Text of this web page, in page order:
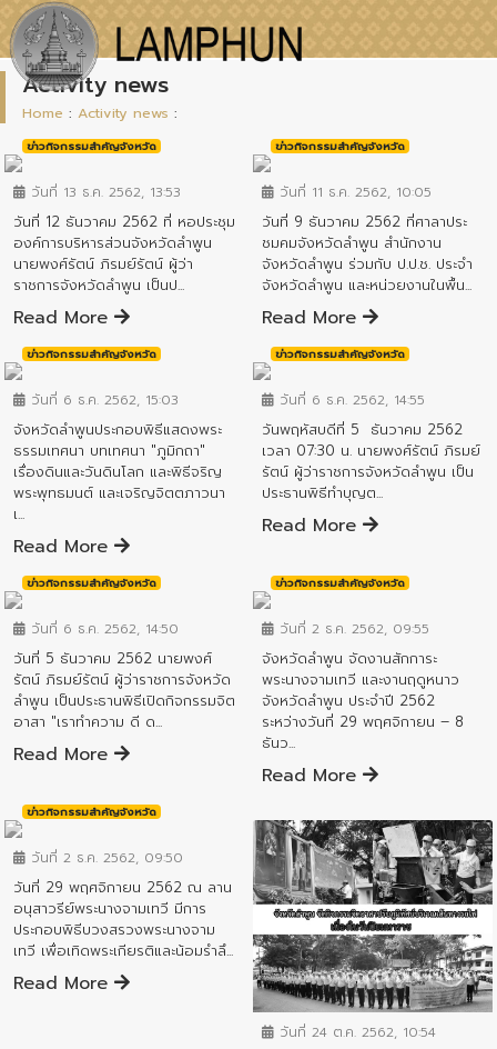
Activity news
Home : Activity news :
ข่าวกิจกรรมสำคัญจังหวัด
วันที่ 13 ธ.ค. 2562, 13:53
วันที่ 12 ธันวาคม 2562 ที่ หอประชุม
องค์การบริหารส่วนจังหวัดลำพูน
นายพงศ์รัตน์ ภิรมย์รัตน์ ผู้ว่า
ราชการจังหวัดลำพูน เป็นป...
Read More
ข่าวกิจกรรมสำคัญจังหวัด
วันที่ 11 ธ.ค. 2562, 10:05
วันที่ 9 ธันวาคม 2562 ที่ศาลาประ
ชมคมจังหวัดลำพูน สำนักงาน
จังหวัดลำพูน ร่วมกับ ป.ป.ช. ประจำ
จังหวัดลำพูน และหน่วยงานในพื้น...
Read More
ข่าวกิจกรรมสำคัญจังหวัด
วันที่ 6 ธ.ค. 2562, 15:03
จังหวัดลำพูนประกอบพิธีแสดงพระ
ธรรมเทศนา บทเทศนา "ภูมิกถา"
เรื่องดินและวันดินโลก และพิธีจริญ
พระพุทธมนต์ และเจริญจิตตภาวนา
เ...
Read More
ข่าวกิจกรรมสำคัญจังหวัด
วันที่ 6 ธ.ค. 2562, 14:55
วันพฤหัสบดีที่ 5 ธันวาคม 2562
เวลา 07:30 น. นายพงศ์รัตน์ ภิรมย์
รัตน์ ผู้ว่าราชการจังหวัดลำพูน เป็น
ประธานพิธีทำบุญต...
Read More
ข่าวกิจกรรมสำคัญจังหวัด
วันที่ 6 ธ.ค. 2562, 14:50
วันที่ 5 ธันวาคม 2562 นายพงศ์
รัตน์ ภิรมย์รัตน์ ผู้ว่าราชการจังหวัด
ลำพูน เป็นประธานพิธีเปิดกิจกรรมจิต
อาสา "เราทำความ ดี ด...
Read More
ข่าวกิจกรรมสำคัญจังหวัด
วันที่ 2 ธ.ค. 2562, 09:55
จังหวัดลำพูน จัดงานสักการะ
พระนางจามเทวี และงานฤดูหนาว
จังหวัดลำพูน ประจำปี 2562
ระหว่างวันที่ 29 พฤศจิกายน – 8
ธันว...
Read More
ข่าวกิจกรรมสำคัญจังหวัด
วันที่ 2 ธ.ค. 2562, 09:50
วันที่ 29 พฤศจิกายน 2562 ณ ลาน
อนุสาวรีย์พระนางจามเทวี มีการ
ประกอบพิธีบวงสรวงพระนางจาม
เทวี เพื่อเทิดพระเกียรติและน้อมรำลึ...
Read More ข่าวกิจกรรมสำคัญจังหวัด
วันที่ 24 ต.ค. 2562, 10:54